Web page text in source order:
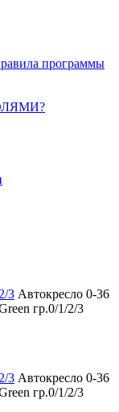
программы
3 Автокресло 0-36
гр.0/1/2/3
3 Автокресло 0-36
гр.0/1/2/3